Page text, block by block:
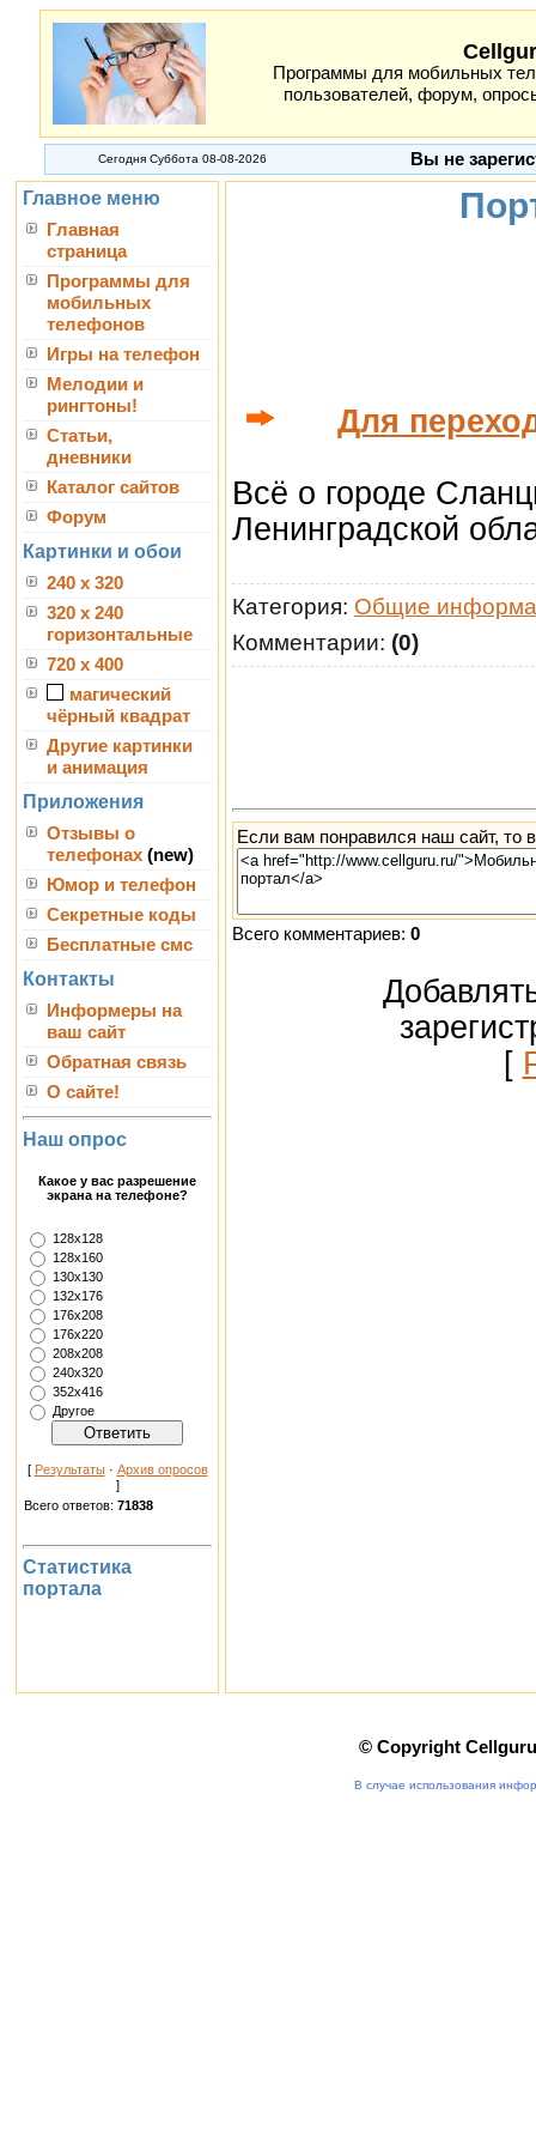
Программы для мобильных
пользователей, форум,
Сегодня Суббота 08-08-2026 Вы не
Главное меню
Главная
страница
Программы для
мобильных
телефонов
Игры на телефон
Мелодии и
рингтоны!
Статьи,
дневники
Каталог сайтов
Форум
Картинки и обои
240 x 320
320 x 240
горизонтальные
720 x 400
магический
чёрный квадрат
Другие картинки
и анимация
Приложения
Отзывы о
телефонах (new)
Юмор и телефон
Секретные коды
Бесплатные смс
Контакты
Информеры на
ваш сайт
Обратная связь
О сайте!
Наш опрос
Какое у вас разрешение
экрана на телефоне?
128х128
128х160
130х130
132х176
176х208
176х220
208х208
240х320
352х416
Другое
[ Результаты· Архив опросов
]
Всего ответов: 71838
Статистика
портала
Для
Всё о городе
Ленинградской
Категория: Общие
Комментарии: (0)
Если вам понравился наш сайт, то
Всего комментариев: 0
[
© Copyright
В случае использования